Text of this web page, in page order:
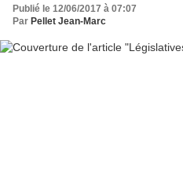
Publié le 12/06/2017 à 07:07
Par Pellet Jean-Marc